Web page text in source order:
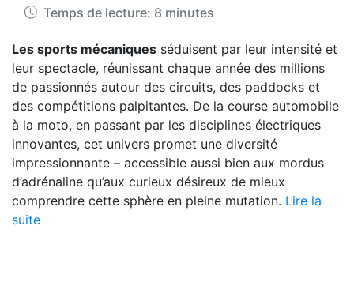
Temps de lecture: 8 minutes
Les sports mécaniques séduisent par leur intensité et
leur spectacle, réunissant chaque année des millions
de passionnés autour des circuits, des paddocks et
des compétitions palpitantes. De la course automobile
à la moto, en passant par les disciplines électriques
innovantes, cet univers promet une diversité
impressionnante – accessible aussi bien aux mordus
d’adrénaline qu’aux curieux désireux de mieux
comprendre cette sphère en pleine mutation. Lire la
suite